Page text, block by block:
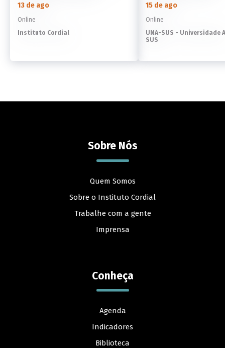
13 de ago
Online
Instituto Cordial
15 de ago
Online
UNA-SUS - Universidade
SUS
Sobre Nós
Quem Somos
Sobre o Instituto Cordial
Trabalhe com a gente
Imprensa
Conheça
Agenda
Indicadores
Biblioteca